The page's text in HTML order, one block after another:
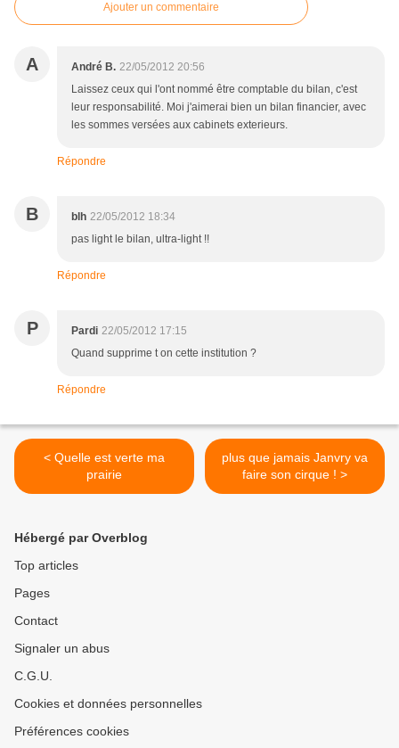
Ajouter un commentaire
A André B. 22/05/2012 20:56
Laissez ceux qui l'ont nommé être comptable du bilan, c'est
leur responsabilité. Moi j'aimerai bien un bilan financier, avec
les sommes versées aux cabinets exterieurs.
Répondre
B blh 22/05/2012 18:34
pas light le bilan, ultra-light !!
Répondre
P Pardi 22/05/2012 17:15
Quand supprime t on cette institution ?
Répondre
< Quelle est verte ma
prairie
plus que jamais Janvry va
faire son cirque ! >
Hébergé par Overblog
Top articles
Pages
Contact
Signaler un abus
C.G.U.
Cookies et données personnelles
Préférences cookies